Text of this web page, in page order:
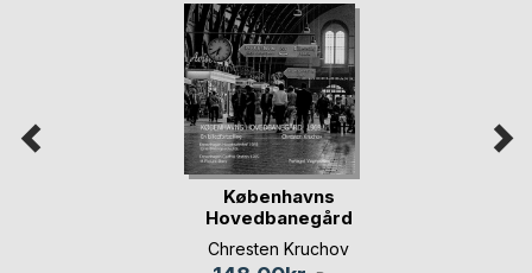
Københavns
Hovedbanegård
1969
Chresten Kruchov